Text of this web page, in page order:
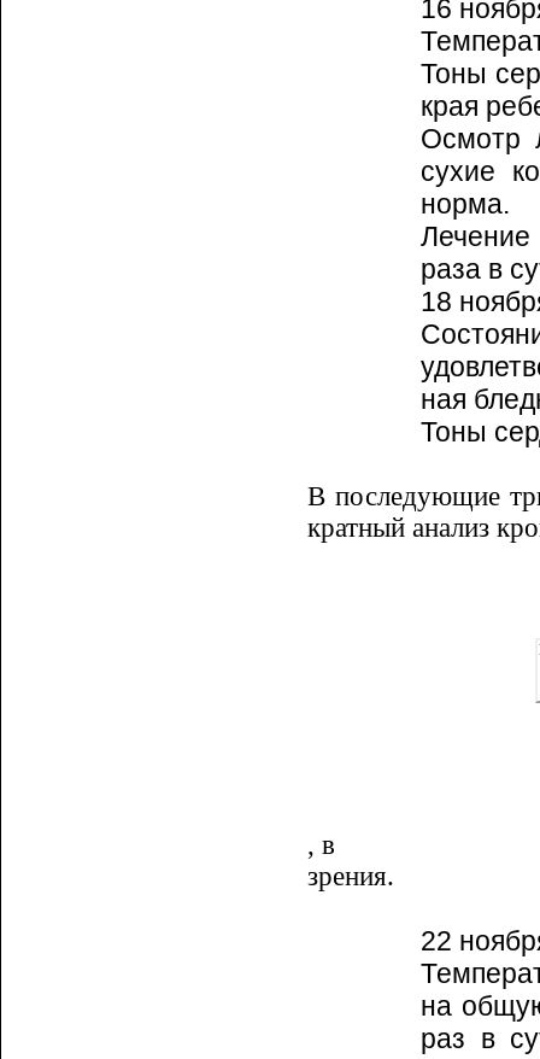
16
Тоны
края
Осмотр
сухие
норма.
раза в
18
ная
Тоны
В последующие
кратный анализ
, в
зрения.
22
на
раз в